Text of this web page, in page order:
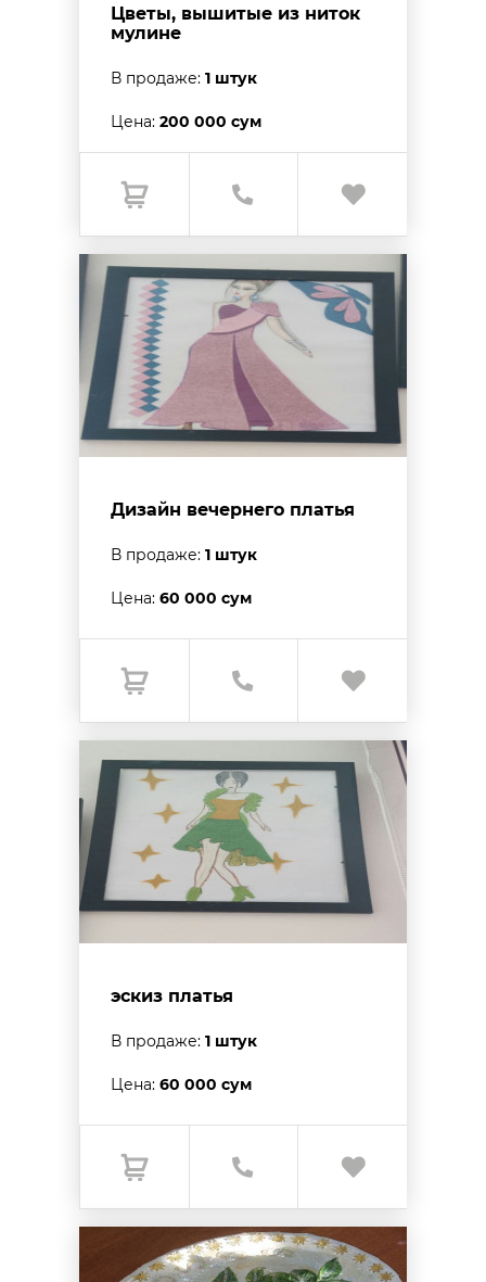
Цветы, вышитые из ниток
мулине
В продаже: 1 штук
Цена: 200 000 сум
Дизайн вечернего платья
В продаже: 1 штук
Цена: 60 000 сум
эскиз платья
В продаже: 1 штук
Цена: 60 000 сум